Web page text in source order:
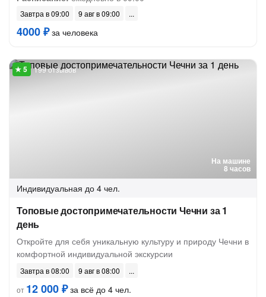
Завтра в 09:00 9 авг в 09:00
4000 ₽за человека
На машине
8 часов
199 отзывов
Индивидуальная до 4 чел.
Топовые достопримечательности Чечни за 1
день
Откройте для себя уникальную культуру и природу Чечни в
комфортной индивидуальной экскурсии
Завтра в 08:00
9 авг в 08:00
от 12 000 ₽за всё до 4 чел.